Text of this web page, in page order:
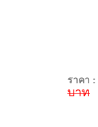
ราคา :
บาท